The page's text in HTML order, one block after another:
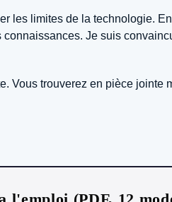
les limites de la technologie.
Je suis
Vous trouverez en pièce